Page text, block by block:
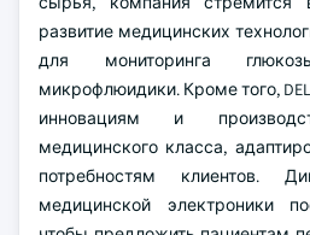
развитие медицинских
для мониторинга
микрофлюидики. Кроме того,
инновациям и
медицинского класса,
потребностям клиентов.
медицинской электроники